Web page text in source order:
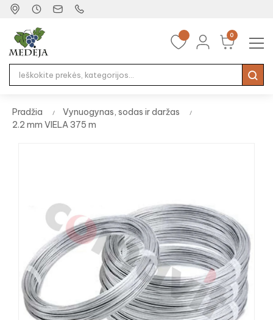
0
☰
Pradžia
Vynuogynas, sodas ir daržas
2.2 mm VIELA 375 m